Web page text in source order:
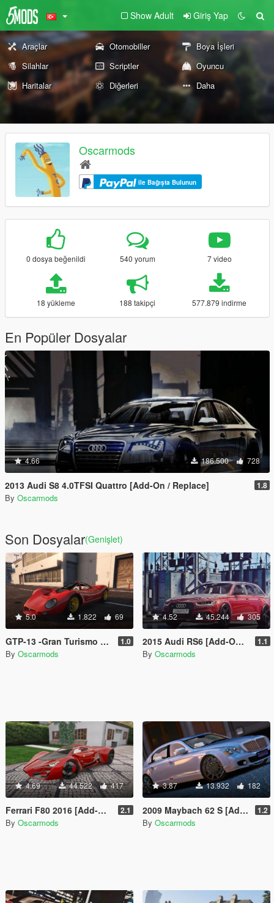
Show Adult Giriş Yap
Araçlar Otomobiller
Boya İşleri
Silahlar
Scriptler
Oyuncu
Haritalar
Diğerleri Daha
Oscarmods
ile Bağışta Bulunun
0 dosya beğenildi 540 yorum 7 video
18 yükleme 188 takipçi 577.879 indirme
En Popüler Dosyalar
4.66 186.500 728
2013 Audi S8 4.0TFSI Quattro [Add-On / Replace] 1.8
By Oscarmods
Son Dosyalar(Genişlet)
5.0 1.822 69
GTP-13 -Gran Turismo Prototype 2013 1.0
By Oscarmods
4.52 45.244 305
2015 Audi RS6 [Add-On | ABT Tuning] 1.1
By Oscarmods
4.69 44.522 417
Ferrari F80 2016 [Add-On | Tuning | Digital Dials] 2.1
By Oscarmods
3.87 13.932 182
2009 Maybach 62 S [Add-On] 1.2
By Oscarmods